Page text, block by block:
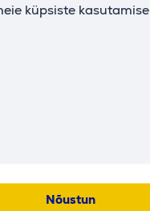
küpsiste kasutamise
Nõustun